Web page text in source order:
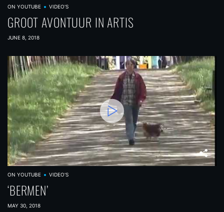
ON YOUTUBE VIDEO'S
GROOT AVONTUUR IN ARTIS
JUNE 8, 2018
ON YOUTUBE VIDEO'S
‘BERMEN’
MAY 30, 2018